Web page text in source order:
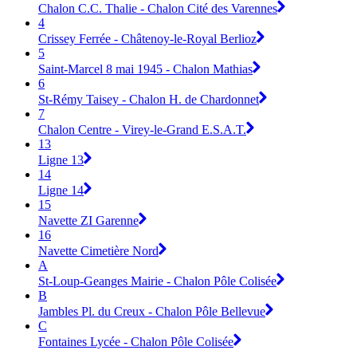
Chalon C.C. Thalie - Chalon Cité des Varennes
4
Crissey Ferrée - Châtenoy-le-Royal Berlioz
5
Saint-Marcel 8 mai 1945 - Chalon Mathias
6
St-Rémy Taisey - Chalon H. de Chardonnet
7
Chalon Centre - Virey-le-Grand E.S.A.T.
13
Ligne 13
14
Ligne 14
15
Navette ZI Garenne
16
Navette Cimetière Nord
A
St-Loup-Geanges Mairie - Chalon Pôle Colisée
B
Jambles Pl. du Creux - Chalon Pôle Bellevue
C
Fontaines Lycée - Chalon Pôle Colisée